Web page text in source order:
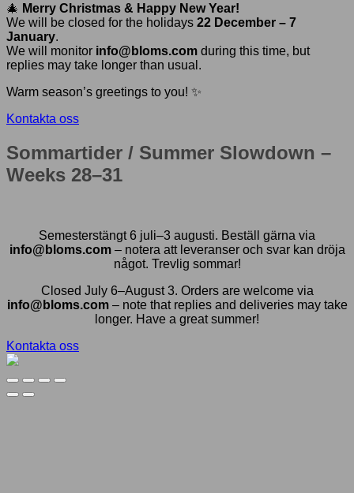
🎄 Merry Christmas & Happy New Year!
We will be closed for the holidays 22 December – 7
January.
We will monitor info@bloms.com during this time, but
replies may take longer than usual.
Warm season’s greetings to you! ✨
Kontakta oss
Sommartider / Summer Slowdown –
Weeks 28–31
Semesterstängt 6 juli–3 augusti. Beställ gärna via
info@bloms.com– notera att leveranser och svar kan dröja
något. Trevlig sommar!
Closed July 6–August 3. Orders are welcome via
info@bloms.com– note that replies and deliveries may take
longer. Have a great summer!
Kontakta oss